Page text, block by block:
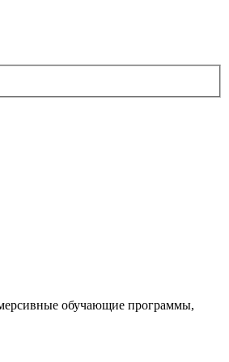
обучающие программы,